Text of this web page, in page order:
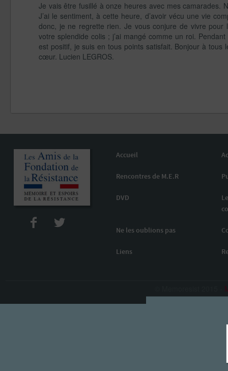
Je vais être fusillé à onze heures avec mes camarades.
J’ai le sentiment, à cette heure, d’avoir vécu une vie
donc, je ne regrette rien. Je vous conjure de vivre
votre splendide colis ; j’ai mangé comme un roi.
est positif, je suis en tous points satisfait. Bonjour à
cœur. Lucien LEGROS.
Accueil
Rencontres de M.E.R
DVD
Ne les oublions pas
Liens